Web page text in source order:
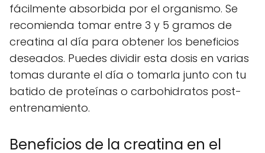
fácilmente absorbida por el organismo. Se
recomienda tomar entre 3 y 5 gramos de
creatina al día para obtener los beneficios
deseados. Puedes dividir esta dosis en varias
tomas durante el día o tomarla junto con tu
batido de proteínas o carbohidratos post-
entrenamiento.
Beneficios de la creatina en el